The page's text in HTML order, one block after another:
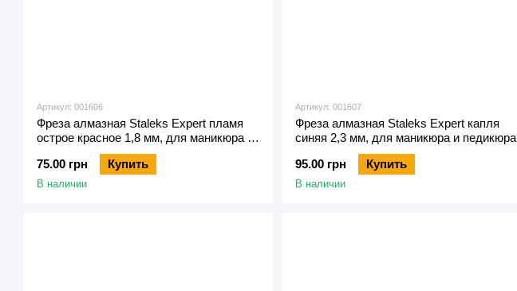
Артикул: 001606
Фреза алмазная Staleks Expert пламя
острое красное 1,8 мм, для маникюра и
75.00 грн
Купить
В наличии
Артикул: 001607
Фреза алмазная Staleks Expert капля
синяя 2,3 мм, для маникюра и педикюра
95.00 грн
Купить
В наличии